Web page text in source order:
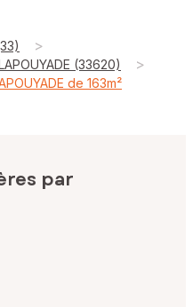
>
(33620) >
de 163m²
par